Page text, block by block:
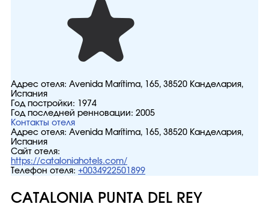
Адрес отеля: Avenida Marítima, 165, 38520 Канделария,
Испания
Год постройки:
1974
Год последней ренновации: 2005
Контакты отеля
Адрес отеля: Avenida Marítima, 165, 38520 Канделария,
Испания
Сайт отеля:
https://cataloniahotels.com/
Телефон отеля: +0034922501899
CATALONIA PUNTA DEL REY